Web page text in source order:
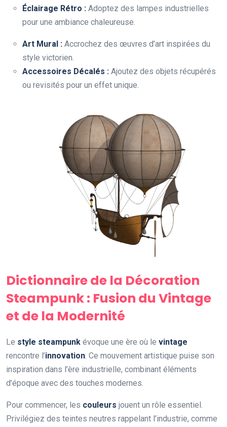
Éclairage Rétro : Adoptez des lampes industrielles
pour une ambiance chaleureuse.
Art Mural : Accrochez des œuvres d’art inspirées du
style victorien.
Accessoires Décalés : Ajoutez des objets récupérés
ou revisités pour un effet unique.
Dictionnaire de la Décoration
Steampunk : Fusion du Vintage
et de la Modernité
Le style steampunk évoque une ère où le vintage
rencontre l’innovation . Ce mouvement artistique puise son
inspiration dans l’ère industrielle, combinant éléments
d’époque avec des touches modernes.
Pour commencer, les couleurs jouent un rôle essentiel.
Privilégiez des teintes neutres rappelant l’industrie, comme